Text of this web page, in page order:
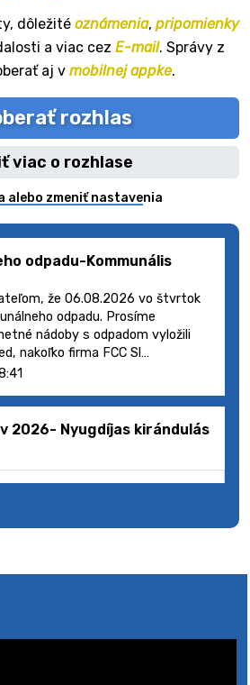
dôležité oznámenia, pripomienky
a viac cez E-mail. Správy z
aj v mobilnej appke.
rozhlas
viac o rozhlase
alebo zmeniť nastavenia
odpadu-Kommunális
že 06.08.2026 vo štvrtok
odpadu. Prosíme
nádoby s odpadom vyložili
nakoľko firma FCC Sl…
2026- Nyugdíjas kirándulás